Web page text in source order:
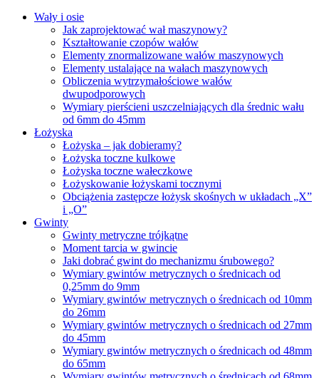
Wały i osie
Jak zaprojektować wał maszynowy?
Kształtowanie czopów wałów
Elementy znormalizowane wałów maszynowych
Elementy ustalające na wałach maszynowych
Obliczenia wytrzymałościowe wałów
dwupodporowych
Wymiary pierścieni uszczelniających dla średnic wału
od 6mm do 45mm
Łożyska
Łożyska – jak dobieramy?
Łożyska toczne kulkowe
Łożyska toczne wałeczkowe
Łożyskowanie łożyskami tocznymi
Obciążenia zastępcze łożysk skośnych w układach „X”
i „O”
Gwinty
Gwinty metryczne trójkątne
Moment tarcia w gwincie
Jaki dobrać gwint do mechanizmu śrubowego?
Wymiary gwintów metrycznych o średnicach od
0,25mm do 9mm
Wymiary gwintów metrycznych o średnicach od 10mm
do 26mm
Wymiary gwintów metrycznych o średnicach od 27mm
do 45mm
Wymiary gwintów metrycznych o średnicach od 48mm
do 65mm